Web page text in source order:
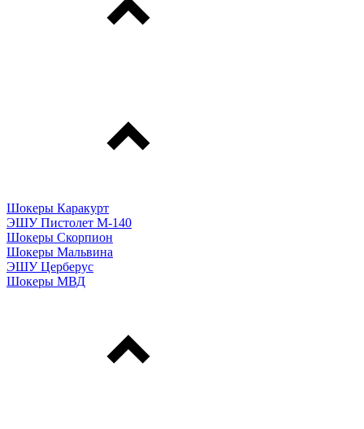
Шокеры Каракурт
ЭШУ Пистолет М-140
Шокеры Скорпион
Шокеры Мальвина
ЭШУ Церберус
Шокеры МВД